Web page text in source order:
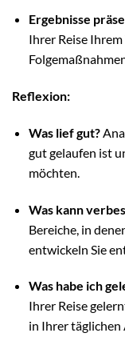
Ergebnisse
Ihrer Reise
Reflexion:
Was lief gut?
gut gelaufen ist
möchten.
Was kann
Bereiche, in
entwickeln Sie
Was habe ich
Ihrer Reise
in Ihrer